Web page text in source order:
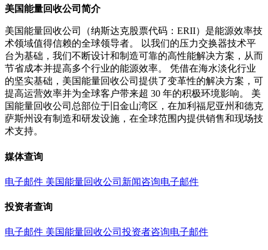
美国能量回收公司简介
美国能量回收公司（纳斯达克股票代码：ERII）是能源效率技
术领域值得信赖的全球领导者。 以我们的压力交换器技术平
台为基础，我们不断设计和制造可靠的高性能解决方案，从而
节省成本并提高多个行业的能源效率。 凭借在海水淡化行业
的坚实基础，美国能量回收公司提供了变革性的解决方案，可
提高运营效率并为全球客户带来超 30 年的积极环境影响。 美
国能量回收公司总部位于旧金山湾区，在加利福尼亚州和德克
萨斯州设有制造和研发设施，在全球范围内提供销售和现场技
术支持。
媒体查询
电子邮件 美国能量回收公司新闻咨询电子邮件
投资者查询
电子邮件 美国能量回收公司投资者咨询电子邮件